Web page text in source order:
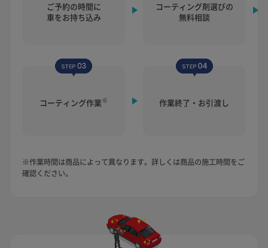
ご予約の時間に
車をお持ち込み
コーティング剤選びの
無料相談
コーティング作業※ 作業終了・お引渡し
※作業時間は商品によって異なります。詳しくは商品の施工時間をご
確認ください。